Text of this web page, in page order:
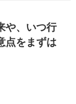
や、いつ行
点をまずは